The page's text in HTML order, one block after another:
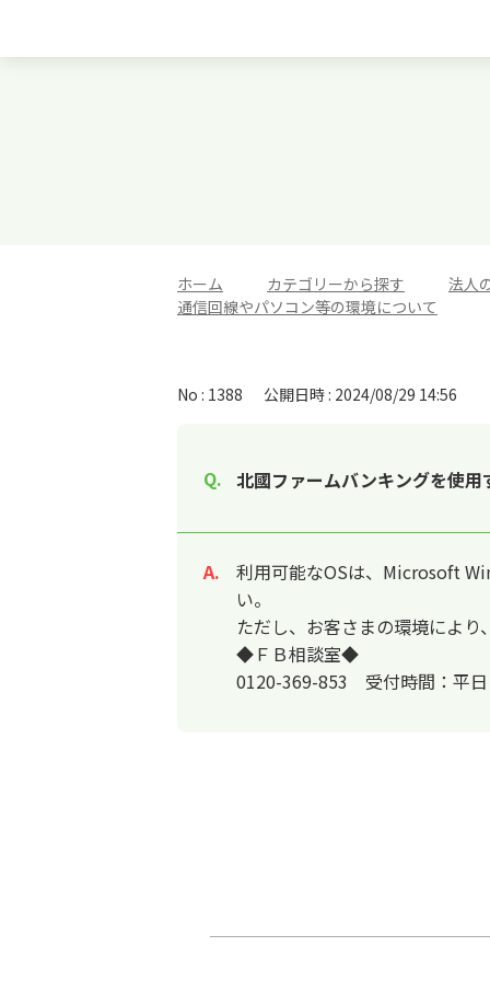
ホーム カテゴリーから探す
法人
通信回線やパソコン等の環境について
No : 1388 公開日時 : 2024/08/29 14:56
北國ファームバンキングを使
回答
利用可能なOSは、Microsoft
い。
ただし、お客さまの環境によ
◆ＦＢ相談室◆
0120-369-853 受付時間：平